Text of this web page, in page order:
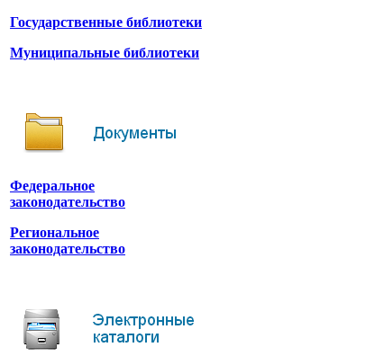
Государственные библиотеки
Муниципальные библиотеки
Федеральное
законодательство
Региональное
законодательство